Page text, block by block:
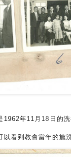
1962年11月18日的洗
以看到教會當年的施